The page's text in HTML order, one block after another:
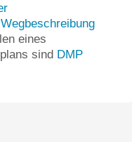
eines
sind DMP